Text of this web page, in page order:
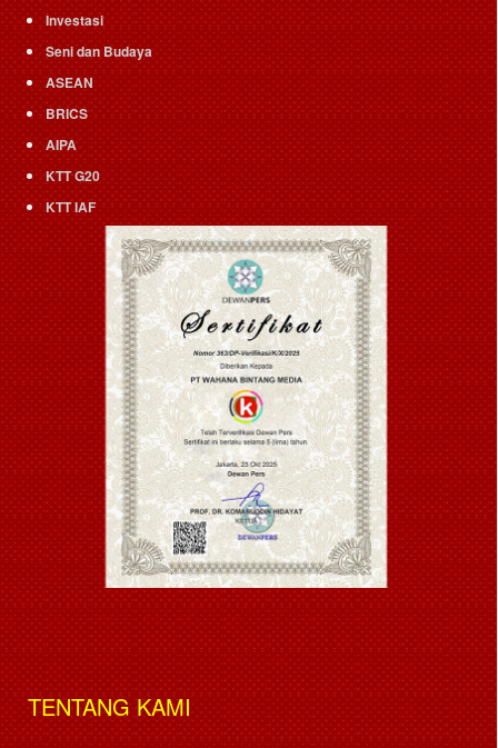
Investasi
Seni dan Budaya
ASEAN
BRICS
AIPA
KTT G20
KTT IAF
TENTANG KAMI